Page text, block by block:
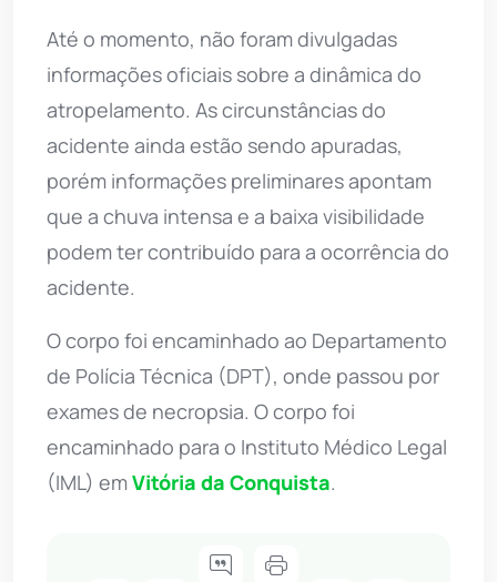
Até o momento, não foram divulgadas
informações oficiais sobre a dinâmica do
atropelamento. As circunstâncias do
acidente ainda estão sendo apuradas,
porém informações preliminares apontam
que a chuva intensa e a baixa visibilidade
podem ter contribuído para a ocorrência do
acidente.
O corpo foi encaminhado ao Departamento
de Polícia Técnica (DPT), onde passou por
exames de necropsia. O corpo foi
encaminhado para o Instituto Médico Legal
(IML) emVitória da Conquista.